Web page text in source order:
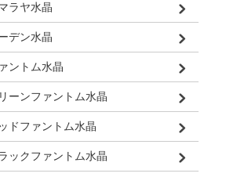
ラヤ水晶
デン水晶
ントム水晶
ーンファントム水晶
ドファントム水晶
ックファントム水晶